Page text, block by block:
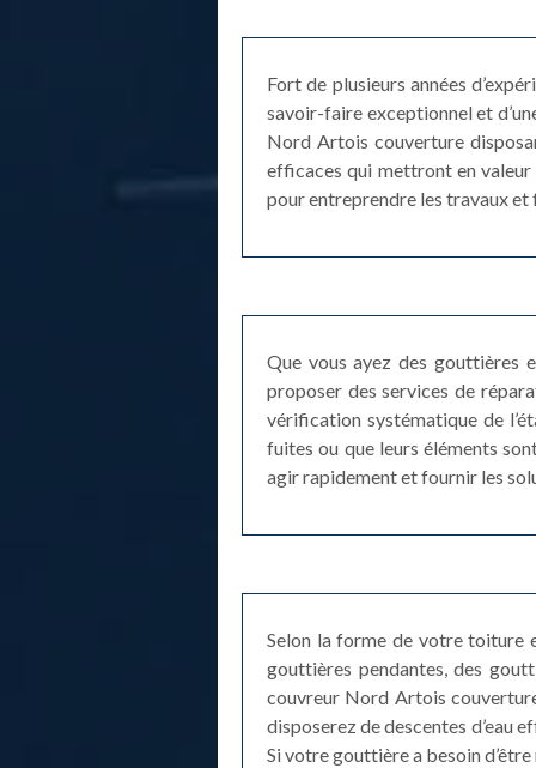
Fort de plusieurs années
savoir-faire exceptionnel et
Nord Artois couverture
efficaces qui mettront en valeur
pour entreprendre les travaux
Que vous ayez des gouttières
proposer des services de
vérification systématique de
fuites ou que leurs éléments
agir rapidement et fournir les
Selon la forme de votre toiture
gouttières pendantes, des
couvreur Nord Artois
disposerez de descentes d’eau
Si votre gouttière a besoin